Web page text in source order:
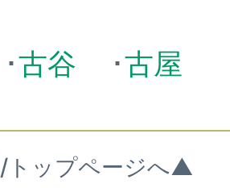
･古谷 ･古屋
/トップページへ▲